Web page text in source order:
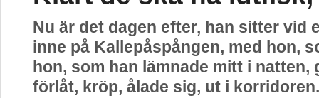
Nu är det dagen efter, han sitter vid
inne på Kallepåspången, med hon,
hon, som han lämnade mitt i natten,
förlåt, kröp, ålade sig, ut i korridoren.